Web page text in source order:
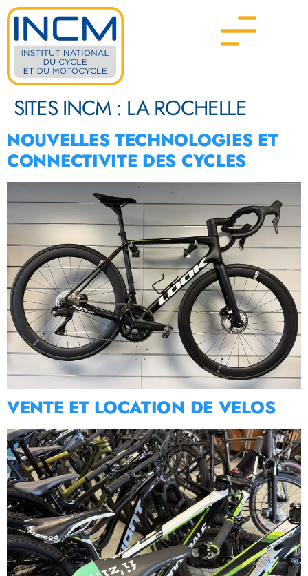
SITES INCM : LA ROCHELLE
NOUVELLES TECHNOLOGIES ET
CONNECTIVITE DES CYCLES
VENTE ET LOCATION DE VELOS